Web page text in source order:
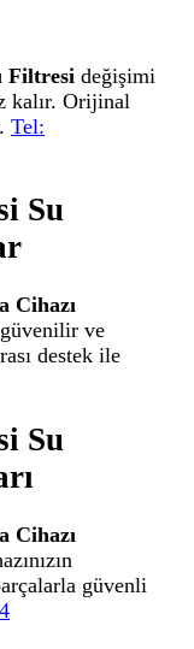
Filtresi değişimi
kalır. Orijinal
Tel:
Su
Cihazı
ve
destek ile
Su
Cihazı
güvenli